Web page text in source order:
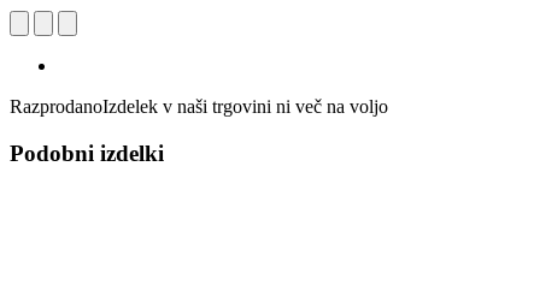
RazprodanoIzdelek v naši trgovini ni več na voljo
Podobni izdelki